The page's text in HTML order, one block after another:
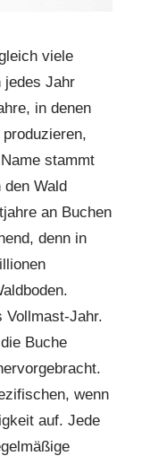
viele
jedes Jahr
in denen
stammt
Wald
an Buchen
denn in
Vollmast-Jahr.
Buche
wenn
auf. Jede